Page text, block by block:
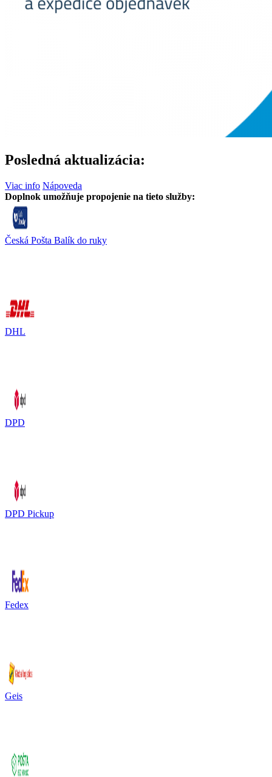
Posledná aktualizácia:
Viac info Nápoveda
Doplnok umožňuje propojenie na tieto služby:
Česká Pošta Balík do ruky
DHL
DPD
DPD Pickup
Fedex
Geis